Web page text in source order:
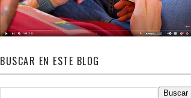
BUSCAR EN ESTE BLOG